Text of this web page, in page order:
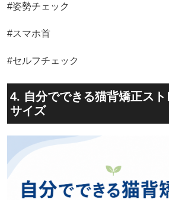
#姿勢チェック
#スマホ首
#セルフチェック
4. 自分でできる猫背矯正ス
サイズ